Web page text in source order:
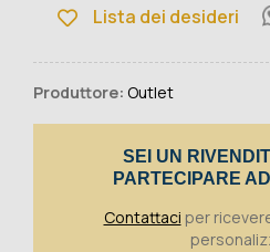
Lista dei desideri
Produttore: Outlet
SEI UN
PARTECIPARE
Contattaci per